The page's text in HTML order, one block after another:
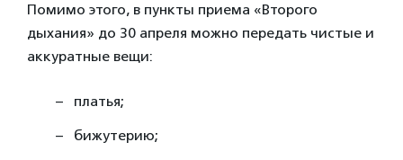
Помимо этого, в пункты приема «Второго
дыхания» до 30 апреля можно передать чистые и
аккуратные вещи:
платья;
бижутерию;